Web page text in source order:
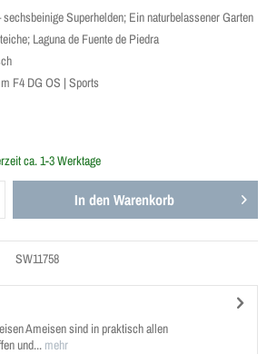
Superhelden; Ein naturbelassener Garten
Laguna de Fuente de Piedra
F4 DG OS | Sports
ca. 1-3 Werktage
In den Warenkorb
SW11758
Ameisen sind in praktisch allen
und... mehr